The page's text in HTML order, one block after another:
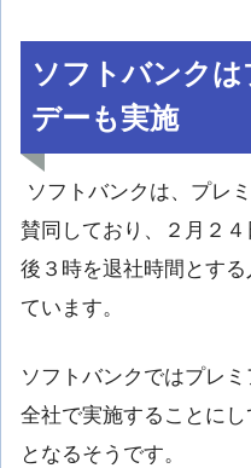
ソフトバンク
デーも実施
ソフトバンクは、プレ
賛同しており、２月２
後３時を退社時間とす
ています。
ソフトバンクではプレ
全社で実施することに
となるそうです。